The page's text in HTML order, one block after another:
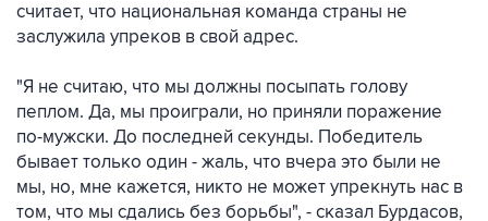
считает, что национальная команда страны не
заслужила упреков в свой адрес.
"Я не считаю, что мы должны посыпать голову
пеплом. Да, мы проиграли, но приняли поражение
по-мужски. До последней секунды. Победитель
бывает только один - жаль, что вчера это были не
мы, но, мне кажется, никто не может упрекнуть нас в
том, что мы сдались без борьбы", - сказал Бурдасов,